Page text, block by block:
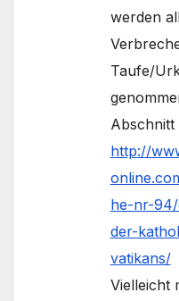
werden
Taufe/
Abschnitt
http://
he-nr-94/
der-
vatikans/
Vielleicht